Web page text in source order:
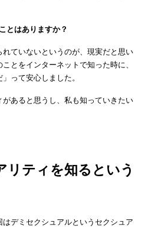
とはありますか？
ていないというのが、現実だと思い
とをインターネットで知った時に、
って安心しました。
あると思うし、私も知っていきたい
リティを知るという
デミセクシュアルというセクシュア